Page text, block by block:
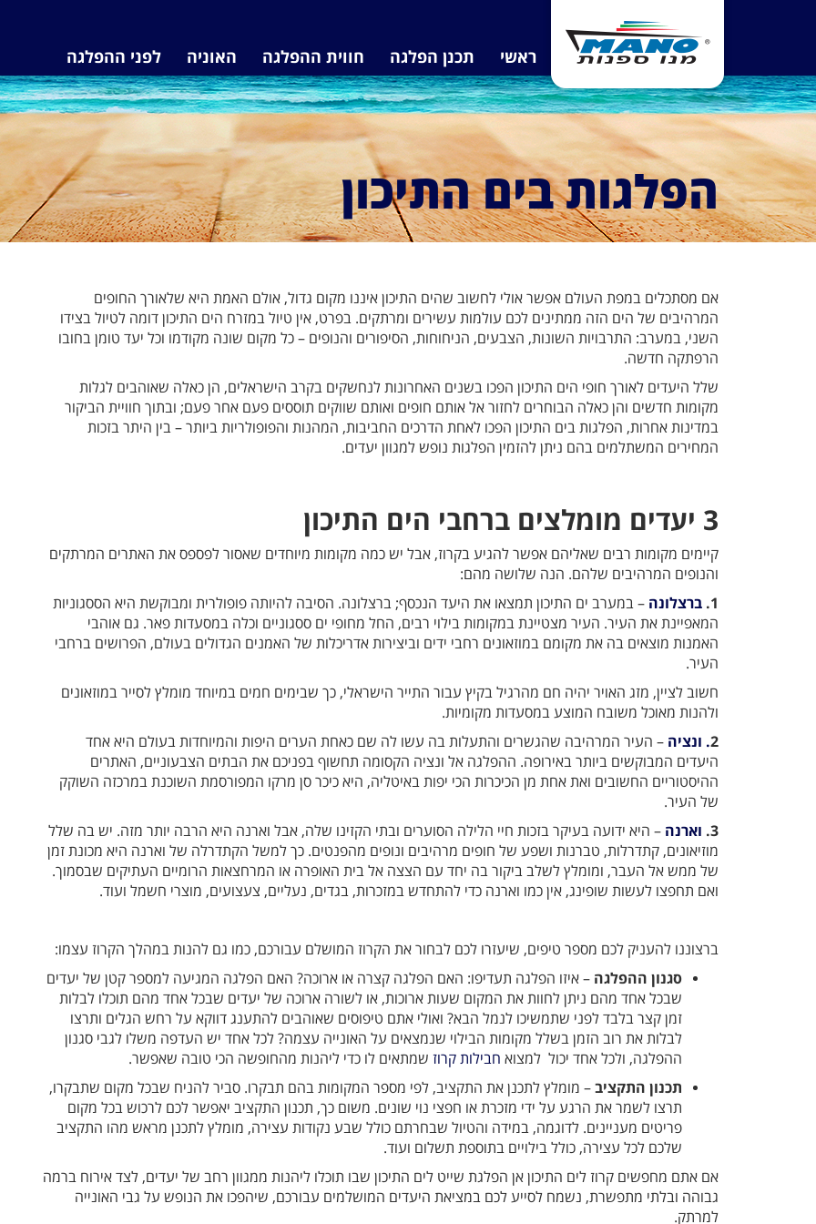
ראשי תכנן הפלגה חווית ההפלגה האוניה לפני ההפלגה
הפלגות בים התיכון
אם מסתכלים במפת העולם אפשר אולי לחשוב שהים התיכון איננו מקום גדול, אולם האמת היא שלאורך החופים
המרהיבים של הים הזה ממתינים לכם עולמות עשירים ומרתקים. בפרט, אין טיול במזרח הים התיכון דומה לטיול בצידו
השני, במערב: התרבויות השונות, הצבעים, הניחוחות, הסיפורים והנופים – כל מקום שונה מקודמו וכל יעד טומן בחובו
הרפתקה חדשה.
שלל היעדים לאורך חופי הים התיכון הפכו בשנים האחרונות לנחשקים בקרב הישראלים, הן כאלה שאוהבים לגלות
מקומות חדשים והן כאלה הבוחרים לחזור אל אותם חופים ואותם שווקים תוססים פעם אחר פעם; ובתוך חוויית הביקור
במדינות אחרות, הפלגות בים התיכון הפכו לאחת הדרכים החביבות, המהנות והפופולריות ביותר – בין היתר בזכות
המחירים המשתלמים בהם ניתן להזמין הפלגות נופש למגוון יעדים.
3 יעדים מומלצים ברחבי הים התיכון
קיימים מקומות רבים שאליהם אפשר להגיע בקרוז, אבל יש כמה מקומות מיוחדים שאסור לפספס את האתרים המרתקים
והנופים המרהיבים שלהם. הנה שלושה מהם:
1. ברצלונה – במערב ים התיכון תמצאו את היעד הנכסף; ברצלונה. הסיבה להיותה פופולרית ומבוקשת היא הססגוניות
המאפיינת את העיר. העיר מצטיינת במקומות בילוי רבים, החל מחופי ים ססגוניים וכלה במסעדות פאר. גם אוהבי
האמנות מוצאים בה את מקומם במוזאונים רחבי ידים וביצירות אדריכלות של האמנים הגדולים בעולם, הפרושים ברחבי
העיר.
חשוב לציין, מזג האויר יהיה חם מהרגיל בקיץ עבור התייר הישראלי, כך שבימים חמים במיוחד מומלץ לסייר במוזאונים
ולהנות מאוכל משובח המוצע במסעדות מקומיות.
2. ונציה – העיר המרהיבה שהגשרים והתעלות בה עשו לה שם כאחת הערים היפות והמיוחדות בעולם היא אחד
היעדים המבוקשים ביותר באירופה. ההפלגה אל ונציה הקסומה תחשוף בפניכם את הבתים הצבעוניים, האתרים
ההיסטוריים החשובים ואת אחת מן הכיכרות הכי יפות באיטליה, היא כיכר סן מרקו המפורסמת השוכנת במרכזה השוקק
של העיר.
3. וארנה – היא ידועה בעיקר בזכות חיי הלילה הסוערים ובתי הקזינו שלה, אבל וארנה היא הרבה יותר מזה. יש בה שלל
מוזיאונים, קתדרלות, טברנות ושפע של חופים מרהיבים ונופים מהפנטים. כך למשל הקתדרלה של וארנה היא מכונת זמן
של ממש אל העבר, ומומלץ לשלב ביקור בה יחד עם הצצה אל בית האופרה או המרחצאות הרומיים העתיקים שבסמוך.
ואם תחפצו לעשות שופינג, אין כמו וארנה כדי להתחדש במזכרות, בגדים, נעליים, צעצועים, מוצרי חשמל ועוד.
ברצוננו להעניק לכם מספר טיפים, שיעזרו לכם לבחור את הקרוז המושלם עבורכם, כמו גם להנות במהלך הקרוז עצמו:
סגנון ההפלגה – איזו הפלגה תעדיפו: האם הפלגה קצרה או ארוכה? האם הפלגה המגיעה למספר קטן של יעדים
שבכל אחד מהם ניתן לחוות את המקום שעות ארוכות, או לשורה ארוכה של יעדים שבכל אחד מהם תוכלו לבלות
זמן קצר בלבד לפני שתמשיכו לנמל הבא? ואולי אתם טיפוסים שאוהבים להתענג דווקא על רחש הגלים ותרצו
לבלות את רוב הזמן בשלל מקומות הבילוי שנמצאים על האונייה עצמה? לכל אחד יש העדפה משלו לגבי סגנון
ההפלגה, ולכל אחד יכול למצוא חבילות קרוז שמתאים לו כדי ליהנות מהחופשה הכי טובה שאפשר.
תכנון התקציב– מומלץ לתכנן את התקציב, לפי מספר המקומות בהם תבקרו. סביר להניח שבכל מקום שתבקרו,
תרצו לשמר את הרגע על ידי מזכרת או חפצי נוי שונים. משום כך, תכנון התקציב יאפשר לכם לרכוש בכל מקום
פריטים מעניינים. לדוגמה, במידה והטיול שבחרתם כולל שבע נקודות עצירה, מומלץ לתכנן מראש מהו התקציב
שלכם לכל עצירה, כולל בילויים בתוספת תשלום ועוד.
אם אתם מחפשים קרוז לים התיכון אן הפלגת שייט לים התיכון שבו תוכלו ליהנות ממגוון רחב של יעדים, לצד אירוח ברמה
גבוהה ובלתי מתפשרת, נשמח לסייע לכם במציאת היעדים המושלמים עבורכם, שיהפכו את הנופש על גבי האונייה
למרתק.